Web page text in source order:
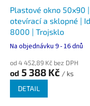
Plastové okno 50x90 |
otevírací a sklopné |
8000 | Trojsklo
Na objednávku 9 - 16 dnů
od 4 452,89 Kč bez DPH
od 5 388 Kč / ks
DETAIL